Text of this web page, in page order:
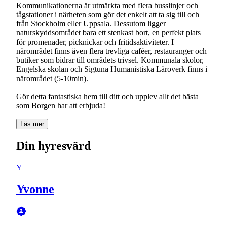
Kommunikationerna är utmärkta med flera busslinjer och
tågstationer i närheten som gör det enkelt att ta sig till och
från Stockholm eller Uppsala. Dessutom ligger
naturskyddsområdet bara ett stenkast bort, en perfekt plats
för promenader, picknickar och fritidsaktiviteter. I
närområdet finns även flera trevliga caféer, restauranger och
butiker som bidrar till områdets trivsel. Kommunala skolor,
Engelska skolan och Sigtuna Humanistiska Läroverk finns i
närområdet (5-10min).
Gör detta fantastiska hem till ditt och upplev allt det bästa
som Borgen har att erbjuda!
Läs mer
Din hyresvärd
Y
Yvonne